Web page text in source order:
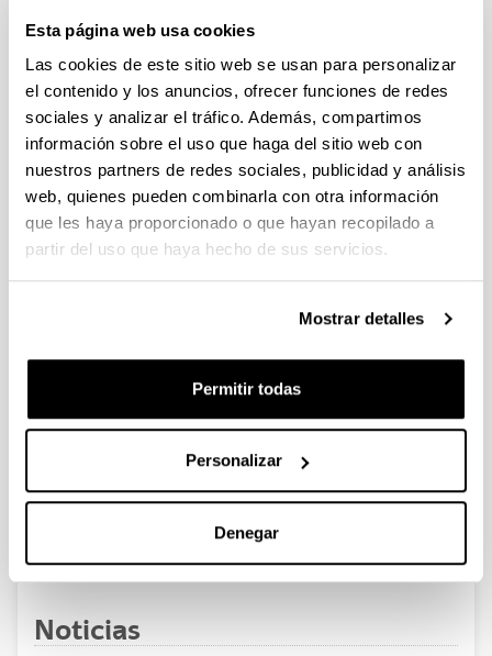
Esta página web usa cookies
Las cookies de este sitio web se usan para personalizar
el contenido y los anuncios, ofrecer funciones de redes
sociales y analizar el tráfico. Además, compartimos
información sobre el uso que haga del sitio web con
nuestros partners de redes sociales, publicidad y análisis
web, quienes pueden combinarla con otra información
que les haya proporcionado o que hayan recopilado a
partir del uso que haya hecho de sus servicios.
Mostrar detalles
Permitir todas
Personalizar
Denegar
FUNDACION LA CAIXA JUNIOR LEADER RETAINING
PROGRAMME 2027
Trámite abierto
CONVOCATORIA PARA LA CONTRATACIÓN DE
PERSONAL INVESTIGADOR DOCTOR EN LA UPV/EHU
(2026)
Trámite abierto (Plazo de presentación de solicitudes: 03/06/2026 -
25/06/2026 23:59)
16/07/2026: Listado provisional de solicitudes admitidas y
excluidas para evaluación. Plazo alegaciones: del 17/07/2026
FINANCIADO CON RECURSOS PROPIOS DE UN
GRUPO/PROYECTO DE INVESTIGACIÓN
09/07/2026: Fase 2. Resolución Definitiva de concedidos y
Páginas intermedias Use
Noticias